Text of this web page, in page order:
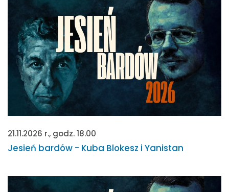
21.11.2026 r., godz. 18.00
Jesień bardów - Kuba Blokesz i Yanistan